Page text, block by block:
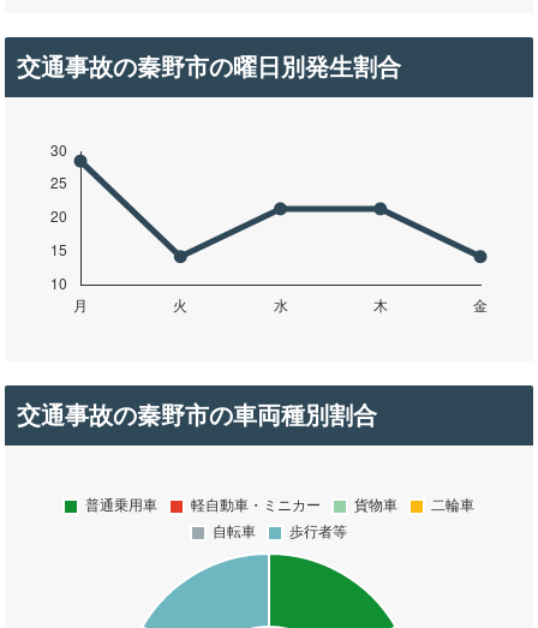
交通事故の秦野市の曜日別発生割合
交通事故の秦野市の車両種別割合